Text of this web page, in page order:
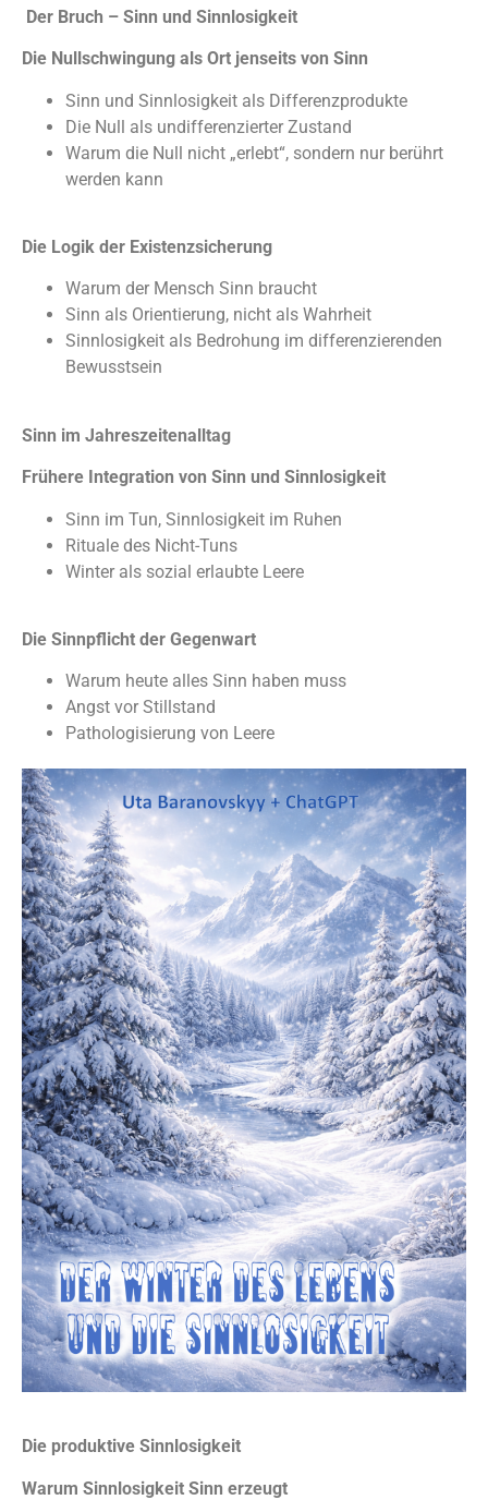
Der Bruch – Sinn und Sinnlosigkeit
Die Nullschwingung als Ort jenseits von Sinn
Sinn und Sinnlosigkeit als Differenzprodukte
Die Null als undifferenzierter Zustand
Warum die Null nicht „erlebt“, sondern nur berührt
werden kann
Die Logik der Existenzsicherung
Warum der Mensch Sinn braucht
Sinn als Orientierung, nicht als Wahrheit
Sinnlosigkeit als Bedrohung im differenzierenden
Bewusstsein
Sinn im Jahreszeitenalltag
Frühere Integration von Sinn und Sinnlosigkeit
Sinn im Tun, Sinnlosigkeit im Ruhen
Rituale des Nicht-Tuns
Winter als sozial erlaubte Leere
Die Sinnpflicht der Gegenwart
Warum heute alles Sinn haben muss
Angst vor Stillstand
Pathologisierung von Leere
Die produktive Sinnlosigkeit
Warum Sinnlosigkeit Sinn erzeugt